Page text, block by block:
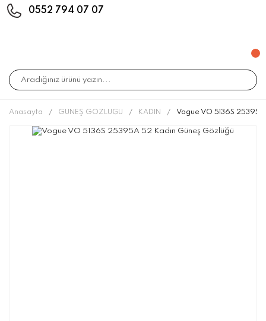
0552 794 07 07
Anasayfa GÜNEŞ GÖZLÜĞÜ KADIN Vogue VO 5136S